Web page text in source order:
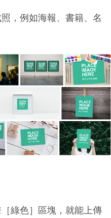
，例如海報、書籍、名
綠色］區塊，就能上傳